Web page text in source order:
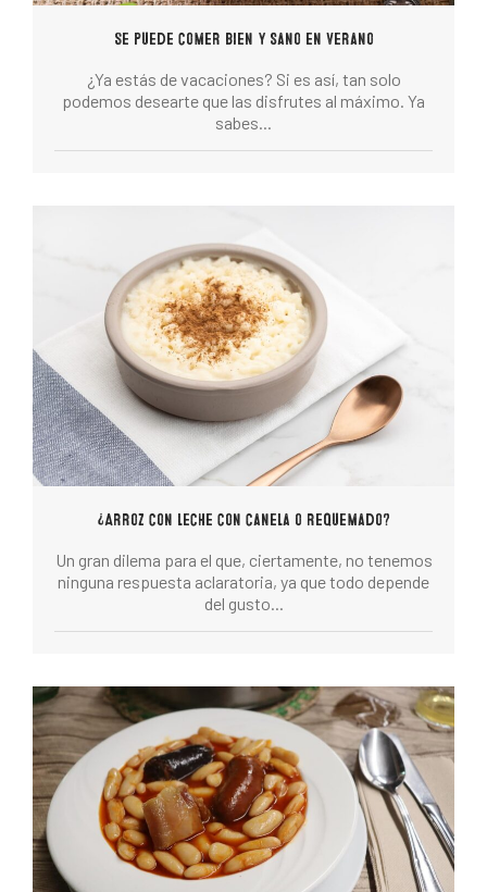
Se puede comer bien y sano en verano
¿Ya estás de vacaciones? Si es así, tan solo
podemos desearte que las disfrutes al máximo. Ya
sabes...
¿Arroz con leche con canela o requemado?
Un gran dilema para el que, ciertamente, no tenemos
ninguna respuesta aclaratoria, ya que todo depende
del gusto...